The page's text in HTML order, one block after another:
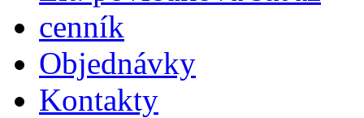
cenník
Objednávky
Kontakty